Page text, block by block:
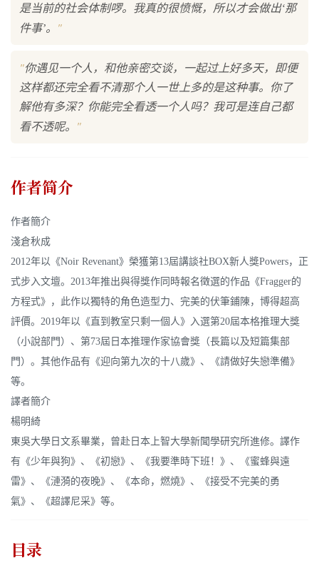
是当前的社会体制啰。我真的很愤慨，所以才会做出‘那
件事’。
"
"你遇见一个人，和他亲密交谈，一起过上好多天，即便
这样都还完全看不清那个人一世上多的是这种事。你了
解他有多深？你能完全看透一个人吗？我可是连自己都
看不透呢。
"
作者简介
作者簡介
淺倉秋成
2012年以《Noir Revenant》榮獲第13屆講談社BOX新人獎Powers，正
式步入文壇。2013年推出與得獎作同時報名徵選的作品《Fragger的
方程式》，此作以獨特的角色造型力、完美的伏筆鋪陳，博得超高
評價。2019年以《直到教室只剩一個人》入選第20屆本格推理大獎
（小說部門）、第73屆日本推理作家協會獎（長篇以及短篇集部
門）。其他作品有《迎向第九次的十八歲》、《請做好失戀準備》
等。
譯者簡介
楊明綺
東吳大學日文系畢業，曾赴日本上智大學新聞學研究所進修。譯作
有《少年與狗》、《初戀》、《我要準時下班！》、《蜜蜂與遠
雷》、《漣漪的夜晚》、《本命，燃燒》、《接受不完美的勇
氣》、《超譯尼采》等。
目录